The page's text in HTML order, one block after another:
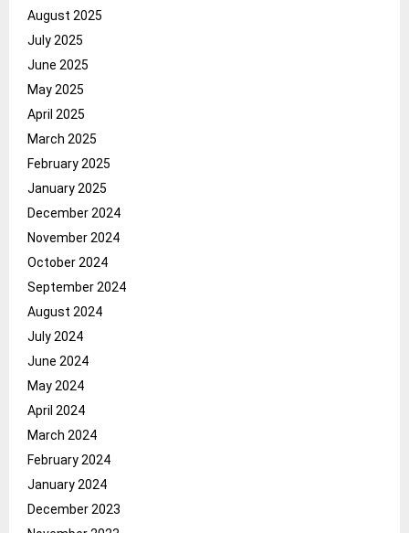
August 2025
July 2025
June 2025
May 2025
April 2025
March 2025
February 2025
January 2025
December 2024
November 2024
October 2024
September 2024
August 2024
July 2024
June 2024
May 2024
April 2024
March 2024
February 2024
January 2024
December 2023